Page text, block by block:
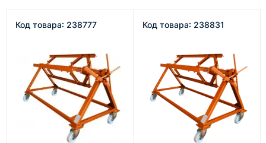
Код товара: 238777 Код товара: 238831